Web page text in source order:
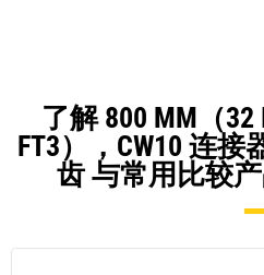
了解 800 MM（32
FT3），CW10 连
齿 与常用比较产